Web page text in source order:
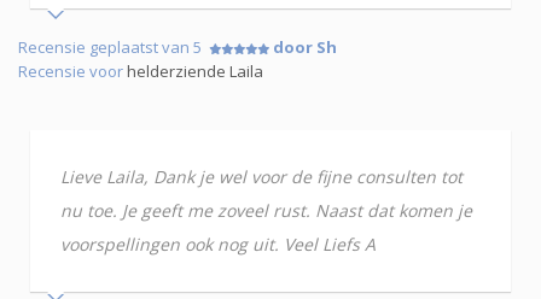
Recensie geplaatst van 5
door Sh
Recensie voorhelderziende Laila
Lieve Laila, Dank je wel voor de fijne consulten tot
nu toe. Je geeft me zoveel rust. Naast dat komen je
voorspellingen ook nog uit. Veel Liefs A